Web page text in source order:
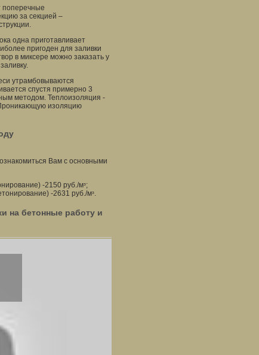
поперечные
за секцией –
одна приготавливает
пригоден для заливки
в миксере можно заказать у
утрамбовываются
спустя примерно 3
методом. Теплоизоляция -
изоляцию
Вам с основными
-2150 руб./мᶟ;
-2631 руб./мᶟ.
на бетонные работу и